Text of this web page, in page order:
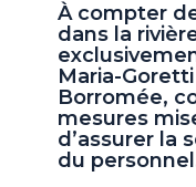
À compter
dans la
Maria-
Borromée,
mesures
d’assurer la
du